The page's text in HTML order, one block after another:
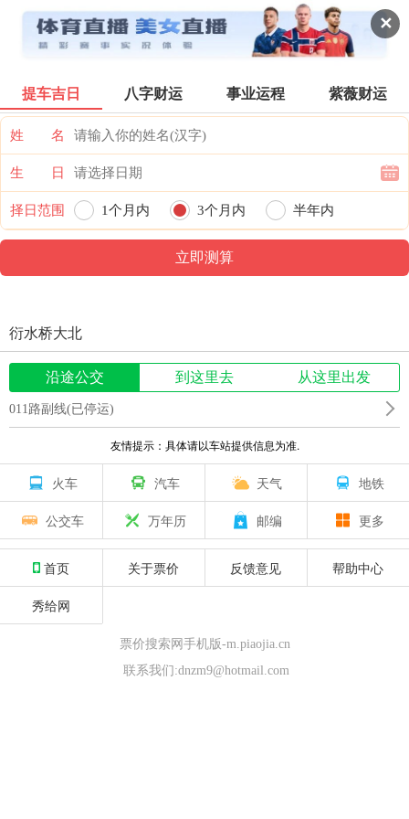
✕
辽阳公交
提车吉日 八字财运 事业运程 紫薇财运
姓 名
生 日
择日范围 1个月内 3个月内 半年内
票价首页 搜索 全部分类 登录票价
衍水桥大北
沿途公交 到这里去 从这里出发
011路副线(已停运)
友情提示：具体请以车站提供信息为准.
火车 汽车 天气 地铁
公交车 万年历 邮编 更多
首页 关于票价 反馈意见 帮助中心
秀给网
票价搜索网手机版-m.piaojia.cn
联系我们:dnzm9@hotmail.com